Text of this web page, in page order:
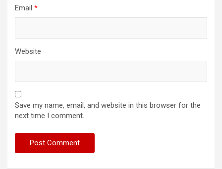
Email *
Website
Save my name, email, and website in this browser for the
next time I comment.